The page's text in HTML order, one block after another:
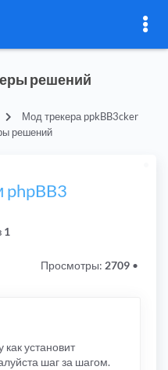
решений
Мод трекера ppkBB3cker
решений
phpBB3
1
Просмотры: 2709 •
установит
шаг за шагом.